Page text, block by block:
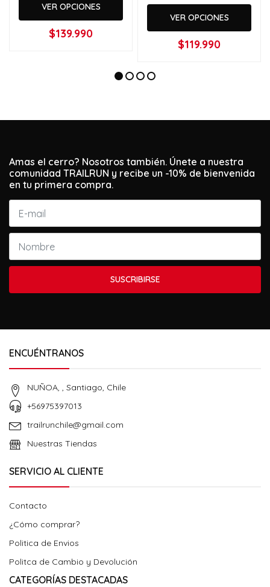
VER OPCIONES
$139.990
VER OPCIONES
$119.990
Amas el cerro? Nosotros también. Únete a nuestra
comunidad TRAILRUN y recibe un -10% de bienvenida
en tu primera compra.
SUSCRIBIRSE
ENCUÉNTRANOS
NUÑOA, , Santiago, Chile
+56975397013
trailrunchile@gmail.com
Nuestras Tiendas
SERVICIO AL CLIENTE
Contacto
¿Cómo comprar?
Politica de Envios
Politca de Cambio y Devolución
CATEGORÍAS DESTACADAS